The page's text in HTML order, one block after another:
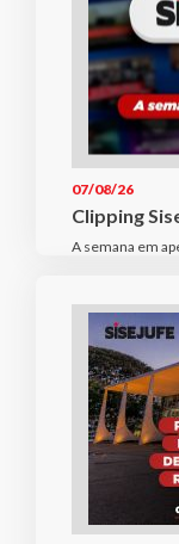
07/08/26
Clipping
A semana em